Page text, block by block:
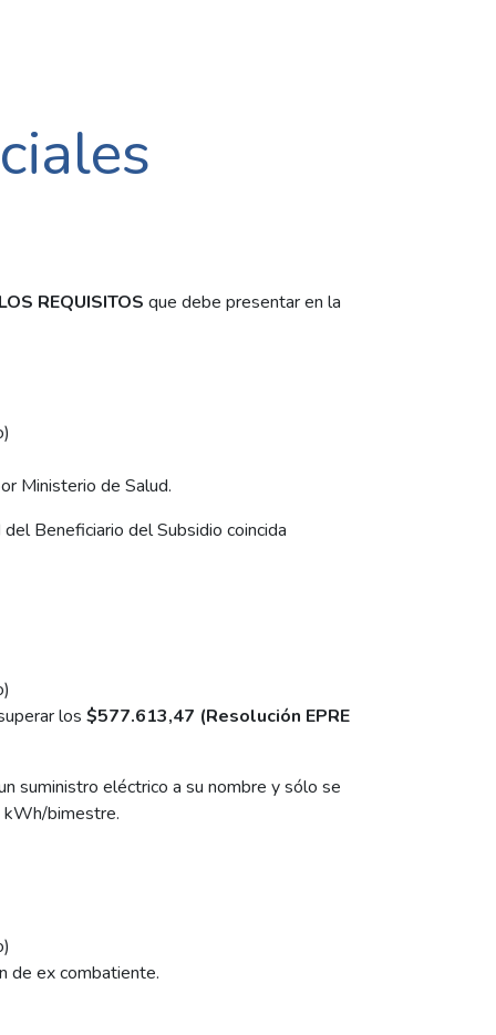
REQUISITOS que debe presentar en la
Ministerio de Salud.
Beneficiario del Subsidio coincida
los $577.613,47 (Resolución EPRE
suministro eléctrico a su nombre y sólo se
kWh/bimestre.
de ex combatiente.